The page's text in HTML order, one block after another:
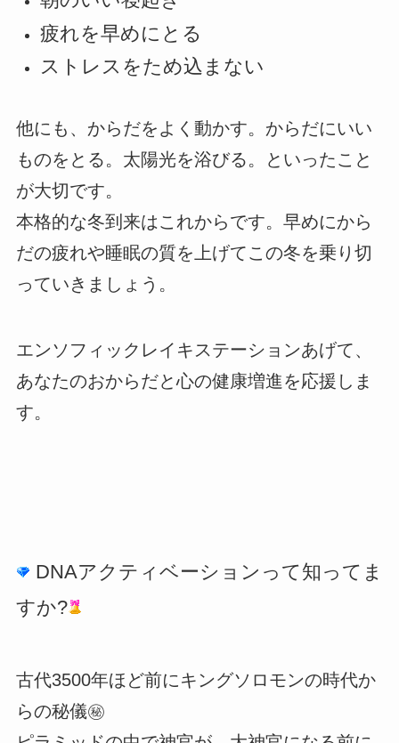
疲れを早めにとる
ストレスをため込まない
他にも、からだをよく動かす。からだにいい
ものをとる。太陽光を浴びる。といったこと
が大切です。
本格的な冬到来はこれからです。早めにから
だの疲れや睡眠の質を上げてこの冬を乗り切
っていきましょう。
エンソフィックレイキステーションあげて、
あなたのおからだと心の健康増進を応援しま
す。
DNAアクティベーションって知ってま
すか?
古代3500年ほど前に⁡キングソロモンの時代か
らの⁡秘儀⁡㊙️